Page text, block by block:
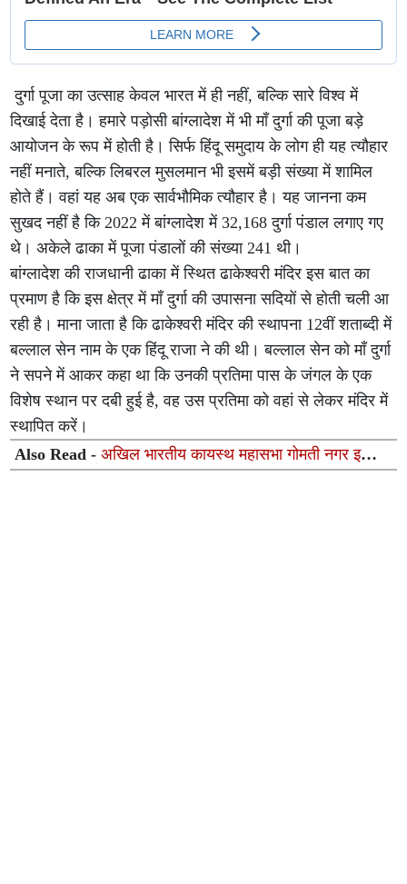
दुर्गा पूजा का उत्साह केवल भारत में ही नहीं, बल्कि सारे विश्व में
दिखाई देता है। हमारे पड़ोसी बांग्लादेश में भी माँ दुर्गा की पूजा बड़े
आयोजन के रूप में होती है। सिर्फ हिंदू समुदाय के लोग ही यह त्यौहार
नहीं मनाते, बल्कि लिबरल मुसलमान भी इसमें बड़ी संख्या में शामिल
होते हैं। वहां यह अब एक सार्वभौमिक त्यौहार है। यह जानना कम
सुखद नहीं है कि 2022 में बांग्लादेश में 32,168 दुर्गा पंडाल लगाए गए
थे। अकेले ढाका में पूजा पंडालों की संख्या 241 थी।
बांग्लादेश की राजधानी ढाका में स्थित ढाकेश्वरी मंदिर इस बात का
प्रमाण है कि इस क्षेत्र में माँ दुर्गा की उपासना सदियों से होती चली आ
रही है। माना जाता है कि ढाकेश्वरी मंदिर की स्थापना 12वीं शताब्दी में
बल्लाल सेन नाम के एक हिंदू राजा ने की थी। बल्लाल सेन को माँ दुर्गा
ने सपने में आकर कहा था कि उनकी प्रतिमा पास के जंगल के एक
विशेष स्थान पर दबी हुई है, वह उस प्रतिमा को वहां से लेकर मंदिर में
स्थापित करें।
Also Read -अखिल भारतीय कायस्थ महासभा गोमती नगर इकाई
की प्रथम कार्यकारिणी बैठक संपन्न